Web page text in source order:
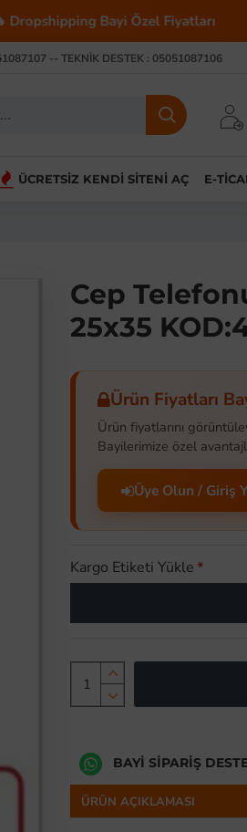
Bayi Özel Fiyatları 💰
-- TEKNIK DESTEK : 05051087106
ÜCRETSIZ KENDI SITENI AÇ E-
Cep
25x35
Ürün Fiyatları
Ürün fiyatlarını
Bayilerimize özel
Üye Olun / Giriş
Kargo Etiketi Yükle
BAYI SIPARIŞ
ÜRÜN AÇIKLAMASI